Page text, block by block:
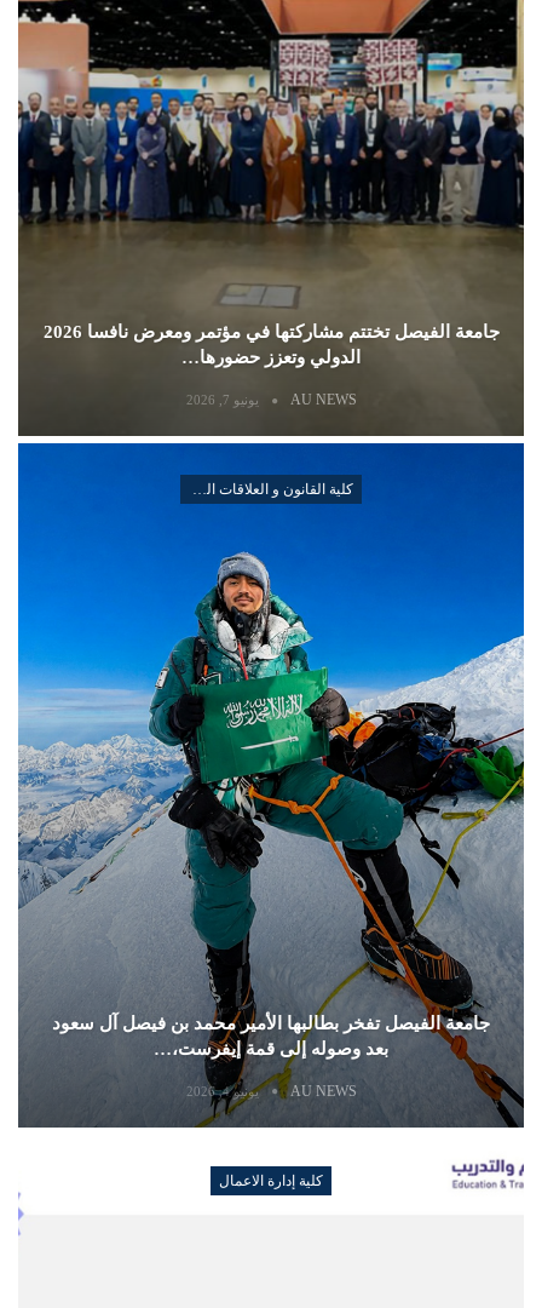
جامعة الفيصل تختتم مشاركتها في مؤتمر ومعرض نافسا 2026
الدولي وتعزز حضورها…
AU NEWS يونيو 7, 2026
كلية القانون و العلاقات الدولية
جامعة الفيصل تفخر بطالبها الأمير محمد بن فيصل آل سعود
بعد وصوله إلى قمة إيفرست،…
AU NEWS يونيو 4, 2026
كلية إدارة الاعمال